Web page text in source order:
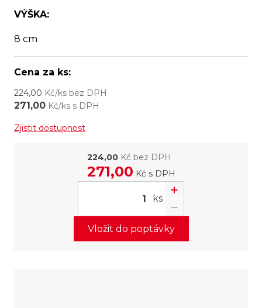
VÝŠKA:
8 cm
Cena za ks:
224,00 Kč/ks bez DPH
271,00 Kč/ks s DPH
Zjistit dostupnost
224,00Kč bez DPH
271,00 Kč s DPH
ks
Vložit do poptávky